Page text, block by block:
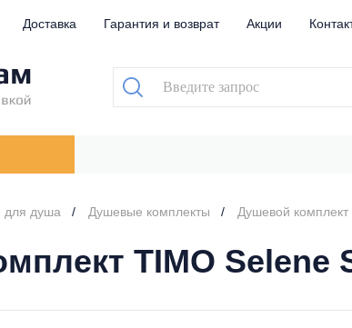
Доставка Гарантия и возврат Акции
для душа Душевые комплекты Душевой
TIMO Selene